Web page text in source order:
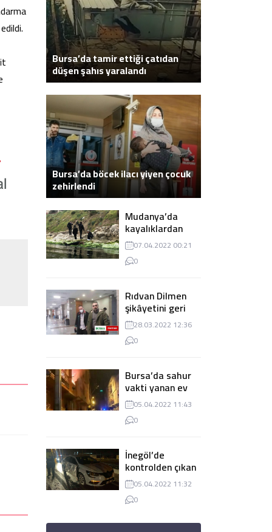
Bursa’da tamir ettiği çatıdan
düşen şahıs yaralandı
Bursa’da böcek ilacı yiyen çocuk
zehirlendi
Mudanya’da
kayalıklardan
atlayarak intihar
eden genç ölü
bulundu
07.04.2022 00:21
0
Rıdvan Dilmen
şikâyetini geri
çekti, dava
düşürüldü
28.03.2022 12:36
0
Bursa’da sahur
vakti yanan ev
panik
yaşanmasına
sebep oldu
05.04.2022 11:43
0
İnegöl’de
kontrolden çıkan
tır 2 otomobile
çarptı
05.04.2022 11:32
0